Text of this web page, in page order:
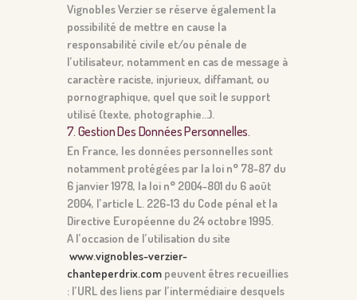
Vignobles Verzier se réserve également la
possibilité de mettre en cause la
responsabilité civile et/ou pénale de
l’utilisateur, notamment en cas de message à
caractère raciste, injurieux, diffamant, ou
pornographique, quel que soit le support
utilisé (texte, photographie…).
7. Gestion Des Données Personnelles.
En France, les données personnelles sont
notamment protégées par la loi n° 78-87 du
6 janvier 1978, la loi n° 2004-801 du 6 août
2004, l’article L. 226-13 du Code pénal et la
Directive Européenne du 24 octobre 1995.
A l’occasion de l’utilisation du site
www.vignobles-verzier-
chanteperdrix.com peuvent êtres recueillies
: l’URL des liens par l’intermédiaire desquels